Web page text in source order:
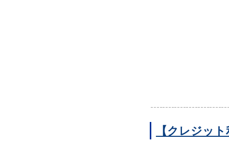
【クレジッ